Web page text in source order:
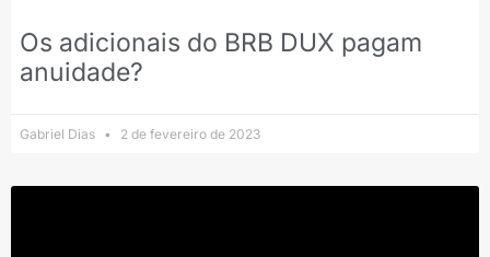
Os adicionais do BRB DUX pagam
anuidade?
Gabriel Dias 2 de fevereiro de 2023